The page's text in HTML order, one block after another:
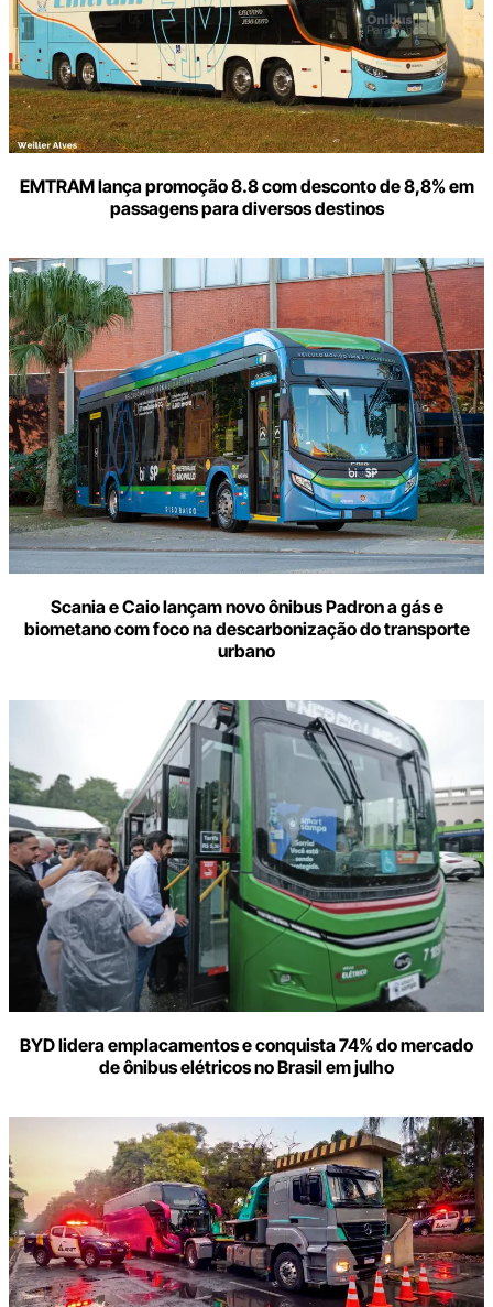
EMTRAM lança promoção 8.8 com desconto de 8,8% em
passagens para diversos destinos
Scania e Caio lançam novo ônibus Padron a gás e
biometano com foco na descarbonização do transporte
urbano
BYD lidera emplacamentos e conquista 74% do mercado
de ônibus elétricos no Brasil em julho